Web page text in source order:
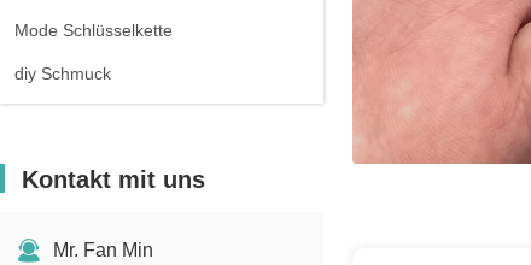
Mode Schlüsselkette
diy Schmuck
Kontakt mit uns
Mr. Fan Min